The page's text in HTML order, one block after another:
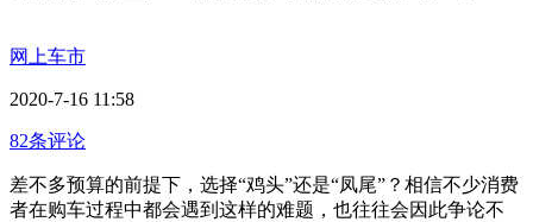
网上车市
2020-7-16 11:58
82条评论
差不多预算的前提下，选择“鸡头”还是“凤尾”？相信不少消费
者在购车过程中都会遇到这样的难题，也往往会因此争论不